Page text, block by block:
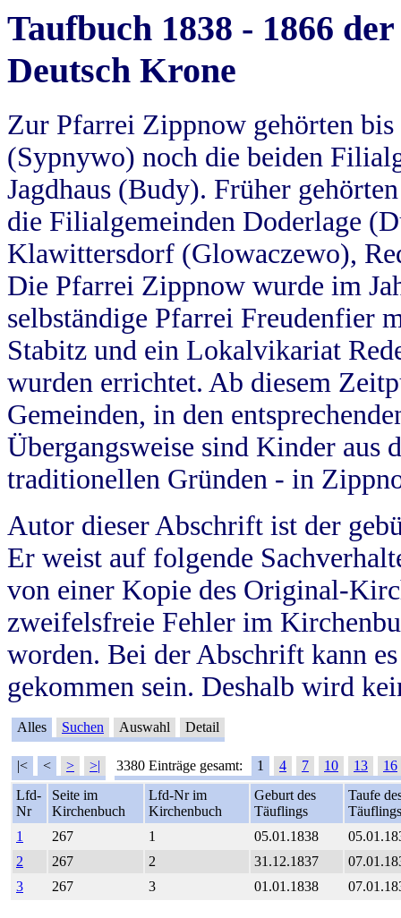
Taufbuch 1838 - 1866
Deutsch Krone
Zur Pfarrei Zippnow gehörten
(Sypnywo) noch die beiden
Jagdhaus (Budy). Früher
die Filialgemeinden Doderlage
Klawittersdorf (Glowaczewo),
Die Pfarrei Zippnow wurde im
selbständige Pfarrei Freudenfier
Stabitz und ein Lokalvikariat
wurden errichtet. Ab diesem
Gemeinden, in den
Übergangsweise sind Kinder aus
traditionellen Gründen - in
Autor dieser Abschrift ist der
Er weist auf folgende
von einer Kopie des Original-
zweifelsfreie Fehler im
worden. Bei der Abschrift kann
gekommen sein. Deshalb wird
Alles Suchen Auswahl Detail
|< < > >| 3380 Einträge gesamt: 1 4 7 10 13
16
Lfd-
Nr
Seite im
Kirchenbuch
Lfd-Nr im
Kirchenbuch
Geburt des
Täuflings
Taufe
Täuflings
1
267 1 05.01.1838
2
267 2 31.12.1837
3
267 3 01.01.1838